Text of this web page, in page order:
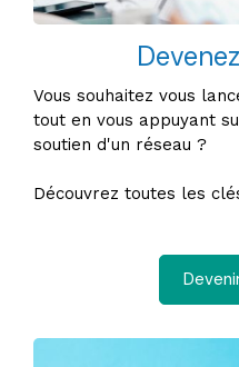
Vous souhaitez vous
tout en vous appuyant
soutien d'un réseau ?
Découvrez toutes les